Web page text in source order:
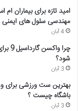
امید تازه برای بیماران
مهندسی سلول های ایمنی
4 آبان
چرا
شود؟
3 آبان
بهترین ست ورزشی برای
باشگاه چیست ؟
3 آبان